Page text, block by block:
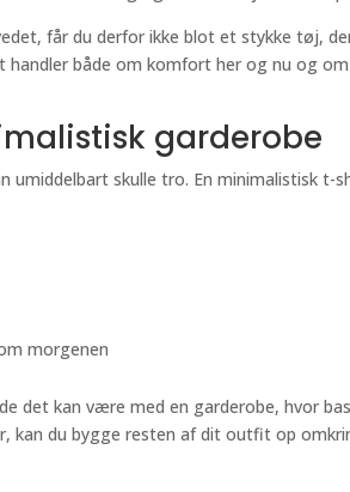
får du derfor ikke blot et stykke tøj,
handler både om komfort her og nu og
garderobe
umiddelbart skulle tro. En minimalistisk t-
morgenen
det kan være med en garderobe, hvor
kan du bygge resten af dit outfit op